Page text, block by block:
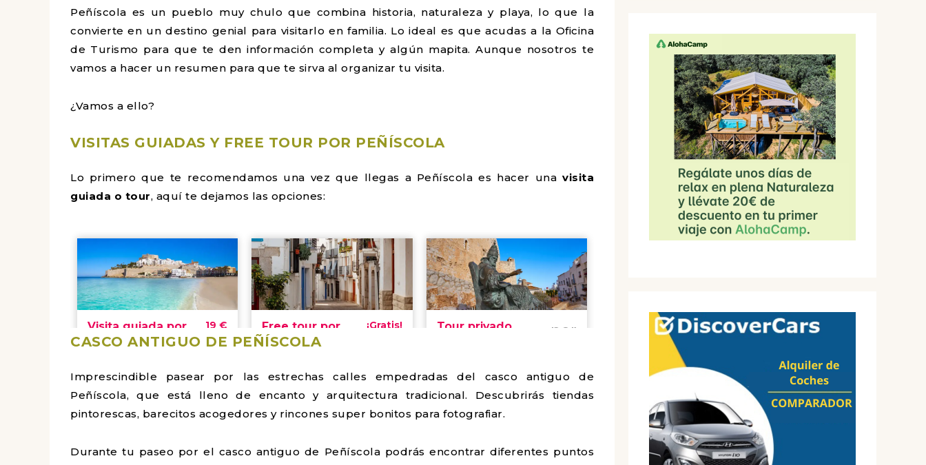
Peñíscola es un pueblo muy chulo que combina historia, naturaleza y playa, lo que la
convierte en un destino genial para visitarlo en familia. Lo ideal es que acudas a la Oficina
de Turismo para que te den información completa y algún mapita. Aunque nosotros te
vamos a hacer un resumen para que te sirva al organizar tu visita.
¿Vamos a ello?
VISITAS GUIADAS Y FREE TOUR POR PEÑÍSCOLA
Lo primero que te recomendamos una vez que llegas a Peñíscola es hacer una visita
guiada o tour, aquí te dejamos las opciones:
CASCO ANTIGUO DE PEÑÍSCOLA
Imprescindible pasear por las estrechas calles empedradas del casco antiguo de
Peñíscola, que está lleno de encanto y arquitectura tradicional. Descubrirás tiendas
pintorescas, barecitos acogedores y rincones super bonitos para fotografiar.
Durante tu paseo por el casco antiguo de Peñíscola podrás encontrar diferentes puntos